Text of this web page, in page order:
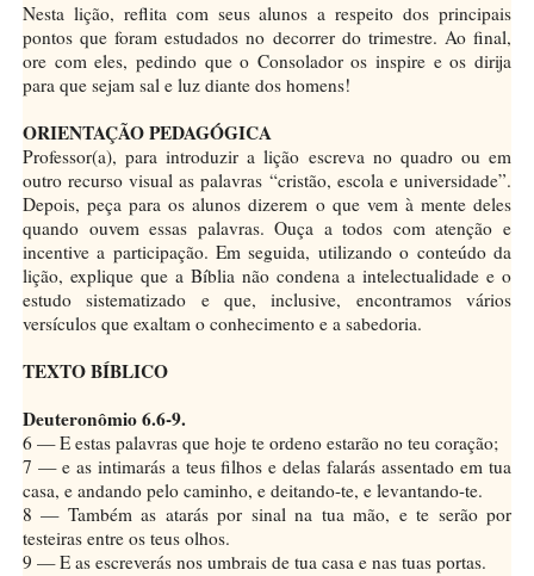
Nesta lição, reflita com seus alunos a respeito dos principais
pontos que foram estudados no decorrer do trimestre. Ao final,
ore com eles, pedindo que o Consolador os inspire e os dirija
para que sejam sal e luz diante dos homens!
ORIENTAÇÃO PEDAGÓGICA
Professor(a), para introduzir a lição escreva no quadro ou em
outro recurso visual as palavras “cristão, escola e universidade”.
Depois, peça para os alunos dizerem o que vem à mente deles
quando ouvem essas palavras. Ouça a todos com atenção e
incentive a participação. Em seguida, utilizando o conteúdo da
lição, explique que a Bíblia não condena a intelectualidade e o
estudo sistematizado e que, inclusive, encontramos vários
versículos que exaltam o conhecimento e a sabedoria.
TEXTO BÍBLICO
Deuteronômio 6.6-9.
6 — E estas palavras que hoje te ordeno estarão no teu coração;
7 — e as intimarás a teus filhos e delas falarás assentado em tua
casa, e andando pelo caminho, e deitando-te, e levantando-te.
8 — Também as atarás por sinal na tua mão, e te serão por
testeiras entre os teus olhos.
9 — E as escreverás nos umbrais de tua casa e nas tuas portas.